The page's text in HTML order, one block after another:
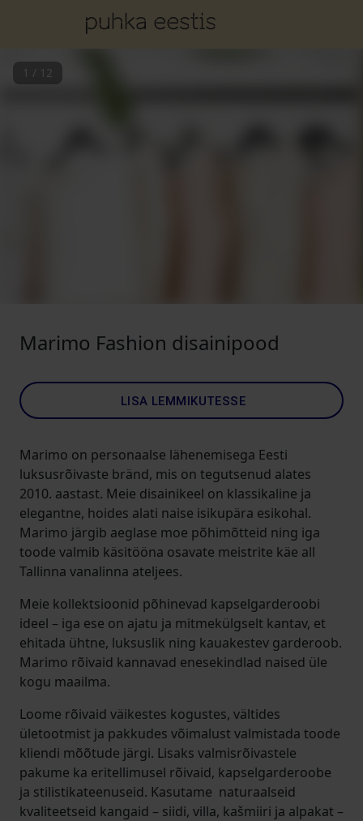
1 / 12
Marimo Fashion disainipood
LISA LEMMIKUTESSE
Marimo on personaalse lähenemisega Eesti
luksusrõivaste bränd, mis on tegutsenud alates
2010. aastast. Meie disainikeel on klassikaline ja
elegantne, hoides alati naise isikupära esikohal.
Marimo järgib aeglase moe põhimõtteid ning iga
toode valmib käsitööna osavate meistrite käe all
Tallinna vanalinna ateljees.
Meie kollektsioonid põhinevad kapselgarderoobi
ideel – iga ese on ajatu ja mitmekülgselt kantav, et
ehitada ühtne, luksuslik ning kauakestev garderoob.
Marimo rõivaid kannavad enesekindlad naised üle
kogu maailma.
Loome rõivaid väikestes kogustes, vältides
ületootmist ja pakkudes võimalust valmistada toode
kliendi mõõtude järgi. Lisaks valmisrõivastele
pakume ka eritellimusel rõivaid, kapselgarderoobe
ja stilistikateenuseid. Kasutame naturaalseid
kvaliteetseid kangaid – siidi, villa, kašmiiri ja alpakat –